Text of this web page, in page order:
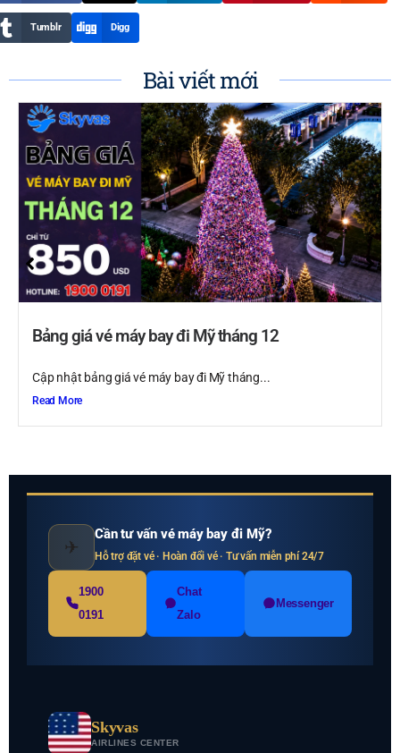
Tumblr Digg
Bài viết mới
Bảng giá vé máy bay đi Mỹ tháng 12
Cập nhật bảng giá vé máy bay đi Mỹ tháng...
Read More
✈
Cần tư vấn vé máy bay đi Mỹ?
Hỗ trợ đặt vé · Hoàn đổi vé · Tư vấn miễn phí 24/7
1900
0191
Chat
Zalo
Messenger
Skyvas
AIRLINES CENTER